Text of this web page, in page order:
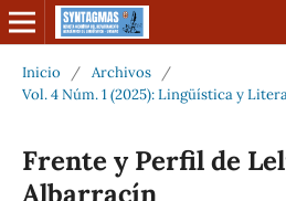
Inicio / Archivos
/
Vol. 4 Núm. 1 (2025): Lingüística y
Frente y Perfil de
Albarracín